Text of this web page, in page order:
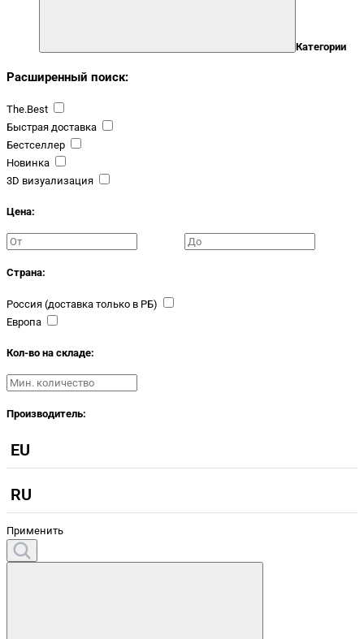
Категории
Расширенный поиск:
The.Best
Быстрая доставка
Бестселлер
Новинка
3D визуализация
Цена:
Страна:
Россия (доставка только в РБ)
Европа
Кол-во на складе:
Производитель:
EU
RU
Применить